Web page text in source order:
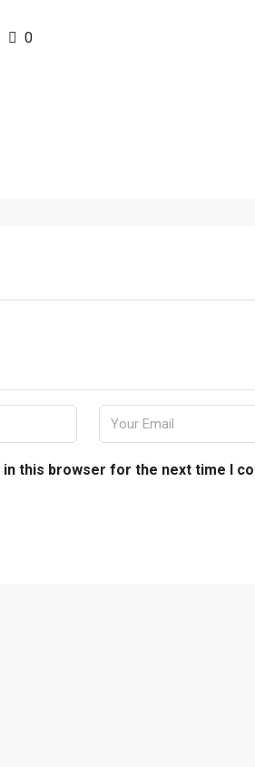
0
in this browser for the next time I